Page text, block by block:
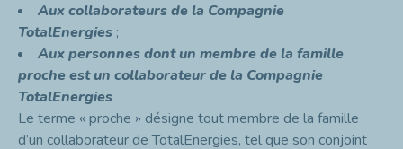
Aux collaborateurs de la Compagnie
TotalEnergies ;
Aux personnes dont un membre de la famille
procheest un collaborateur de la Compagnie
TotalEnergies
Le terme « proche » désigne tout membre de la famille
d’un collaborateur de TotalEnergies, tel que son conjoint